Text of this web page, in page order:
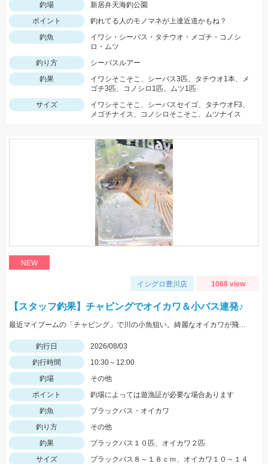
釣場
新居弁天海釣公園
ポイント
釣れてる人のモノマネが上達近道かもね？
釣魚
イワシ・シーバス・タチウオ・メゴチ・コノシ
ロ・ムツ
釣り方
シーバスルアー
釣果
イワシそこそこ、シーバス3匹、タチウオ1本、メ
ゴチ3匹、コノシロ1匹、ムツ1匹
サイズ
イワシそこそこ、シーバスセイゴ、タチウオF3、
メゴチナイス、コノシロそこそこ、ムツナイス
NEW
イシグロ豊川店 1068 view
【スタッフ釣果】チャビングでオイカワ＆小バス連発♪
最近マイブームの「チャビング」で川の小魚狙い。綺麗なオイカワが飛び出しました♪途中からはブラックバスの子供がスプーンやスピナーに連続ヒットしてきました。
釣行日
2026/08/03
釣行時間
10:30～12:00
釣場
その他
ポイント
釣場によっては遊漁証が必要な場合あります
釣魚
ブラックバス・オイカワ
釣り方
その他
釣果
ブラックバス１０匹、オイカワ２匹
サイズ
ブラックバス８～１８ｃｍ、オイカワ１０～１４